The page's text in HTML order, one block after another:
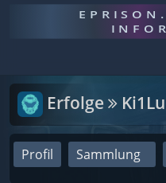
Erfolge Ki1Lu
Profil Sammlung